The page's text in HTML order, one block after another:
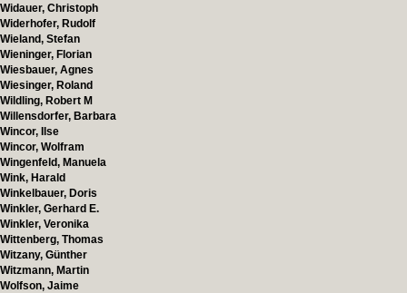
Widauer, Christoph
Widerhofer, Rudolf
Wieland, Stefan
Wieninger, Florian
Wiesbauer, Agnes
Wiesinger, Roland
Wildling, Robert M
Willensdorfer, Barbara
Wincor, Ilse
Wincor, Wolfram
Wingenfeld, Manuela
Wink, Harald
Winkelbauer, Doris
Winkler, Gerhard E.
Winkler, Veronika
Wittenberg, Thomas
Witzany, Günther
Witzmann, Martin
Wolfson, Jaime